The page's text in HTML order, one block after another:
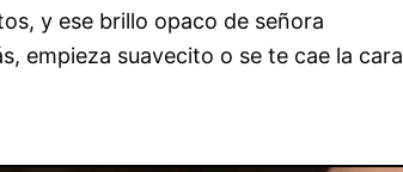
y ese brillo opaco de señora
empieza suavecito o se te cae la cara